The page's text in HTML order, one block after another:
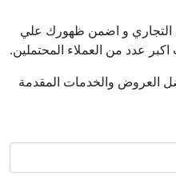
التجاري و اضمن ظهورك علي
عدد من العملاء المحتملين.
العروض والخدمات المقدمة